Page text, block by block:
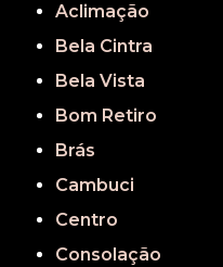
Aclimação
Bela Cintra
Bela Vista
Bom Retiro
Brás
Cambuci
Centro
Consolação